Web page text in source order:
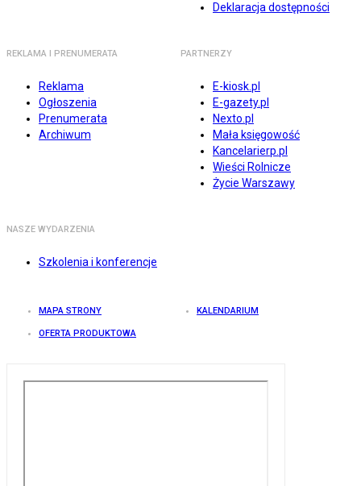
Deklaracja dostępności
REKLAMA I PRENUMERATA
Reklama
Ogłoszenia
Prenumerata
Archiwum
PARTNERZY
E-kiosk.pl
E-gazety.pl
Nexto.pl
Mała księgowość
Kancelarierp.pl
Wieści Rolnicze
Życie Warszawy
NASZE WYDARZENIA
Szkolenia i konferencje
MAPA STRONY KALENDARIUM
OFERTA PRODUKTOWA